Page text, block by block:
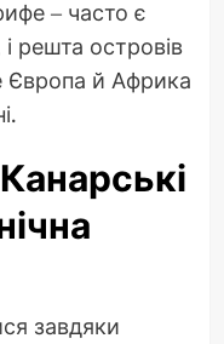
– часто є
решта островів
Європа й Африка
завдяки